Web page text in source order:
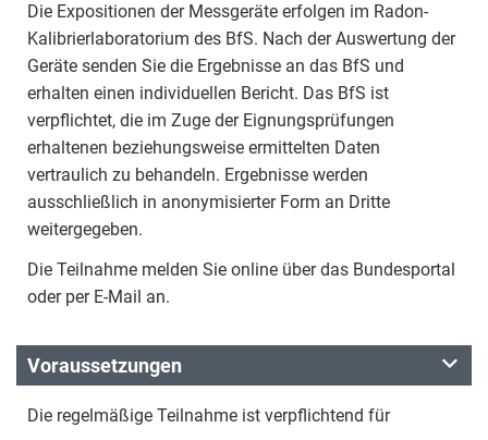
Die Expositionen der Messgeräte erfolgen im Radon-
Kalibrierlaboratorium des BfS. Nach der Auswertung der
Geräte senden Sie die Ergebnisse an das BfS und
erhalten einen individuellen Bericht. Das BfS ist
verpflichtet, die im Zuge der Eignungsprüfungen
erhaltenen beziehungsweise ermittelten Daten
vertraulich zu behandeln. Ergebnisse werden
ausschließlich in anonymisierter Form an Dritte
weitergegeben.
Die Teilnahme melden Sie online über das Bundesportal
oder per E-Mail an.
Voraussetzungen
Die regelmäßige Teilnahme ist verpflichtend für